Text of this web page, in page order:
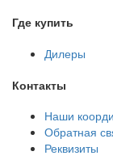
Где купить
Дилеры
Контакты
Наши
Обратная
Реквизиты